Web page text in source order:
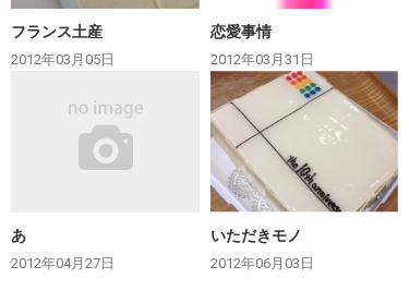
フランス土産
2012年03月05日
恋愛事情
2012年03月31日
あ
2012年04月27日
いただきモノ
2012年06月03日